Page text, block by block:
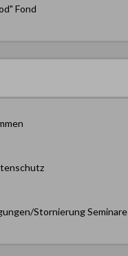
Fond
Stornierung Seminare